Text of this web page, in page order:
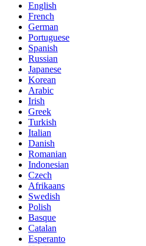
English
French
German
Portuguese
Spanish
Russian
Japanese
Korean
Arabic
Irish
Greek
Turkish
Italian
Danish
Romanian
Indonesian
Czech
Afrikaans
Swedish
Polish
Basque
Catalan
Esperanto